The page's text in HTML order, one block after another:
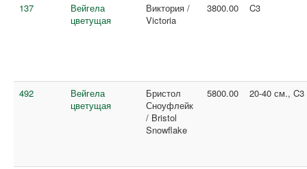
137
Вейгела
цветущая
Виктория /
Victoria
3800.00 C3
492
Вейгела
цветущая
Бристол
Сноуфлейк
/ Bristol
Snowflake
5800.00 20-40 см., C3